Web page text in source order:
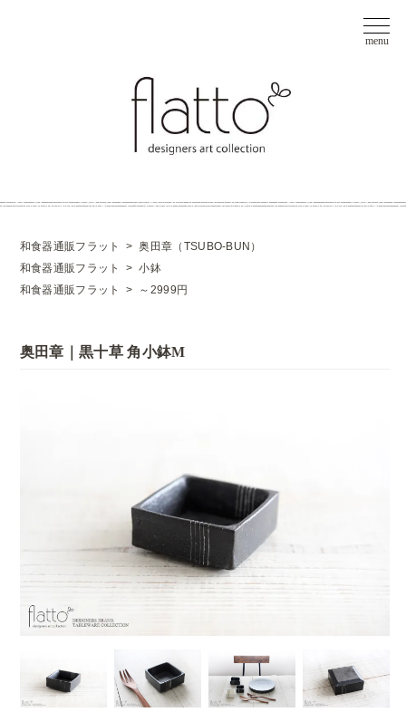
和食器通販フラット >奥田章（TSUBO-BUN）
和食器通販フラット
>小鉢
和食器通販フラット
> ～2999円
奥田章｜黒十草 角小鉢M